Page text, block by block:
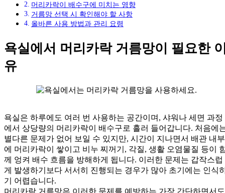
머리카락이 배수구에 미치는 영향
거름망 선택 시 확인해야 할 사항
올바른 사용 방법과 관리 요령
욕실에서 머리카락 거름망이 필요한
유
욕실은 하루에도 여러 번 사용하는 공간이며, 샤워나 세면 과정
에서 상당량의 머리카락이 배수구로 흘러 들어갑니다. 처음에
별다른 문제가 없어 보일 수 있지만, 시간이 지나면서 배관 내부
에 머리카락이 쌓이고 비누 찌꺼기, 각질, 생활 오염물질 등이
께 엉켜 배수 흐름을 방해하게 됩니다. 이러한 문제는 갑작스럽
게 발생하기보다 서서히 진행되는 경우가 많아 초기에는 인식
기 어렵습니다.